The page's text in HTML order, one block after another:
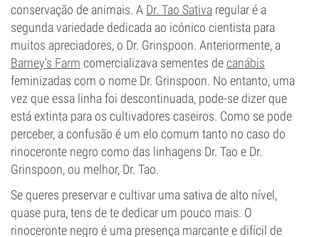
conservação de animais. A Dr. Tao Sativa regular é a
segunda variedade dedicada ao icónico cientista para
muitos apreciadores, o Dr. Grinspoon. Anteriormente, a
Barney's Farm comercializava sementes decanábis
feminizadas com o nome Dr. Grinspoon. No entanto, uma
vez que essa linha foi descontinuada, pode-se dizer que
está extinta para os cultivadores caseiros. Como se pode
perceber, a confusão é um elo comum tanto no caso do
rinoceronte negro como das linhagens Dr. Tao e Dr.
Grinspoon, ou melhor, Dr. Tao.
Se queres preservar e cultivar uma sativa de alto nível,
quase pura, tens de te dedicar um pouco mais. O
rinoceronte negro é uma presença marcante e difícil de